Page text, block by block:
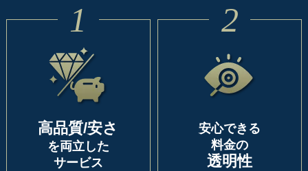
1
高品質/安さ
を両立した
サービス
2
安心できる
料金の
透明性